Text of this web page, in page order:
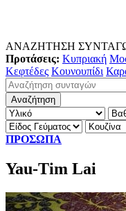
ΑΝΑΖΗΤΗΣΗ
Προτάσεις: Κυπριακή
Κεφτέδες Κουνουπίδι
ΠΡΟΣΩΠΑ
Yau-Tim Lai